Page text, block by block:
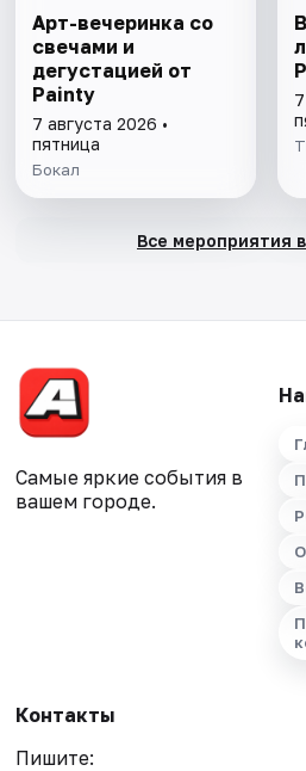
Арт-вечеринка со
свечами и
дегустацией от
Painty
7 августа 2026 •
пятница
Бокал
Все мероприятия
Самые яркие события в
вашем городе.
Контакты
Пишите: